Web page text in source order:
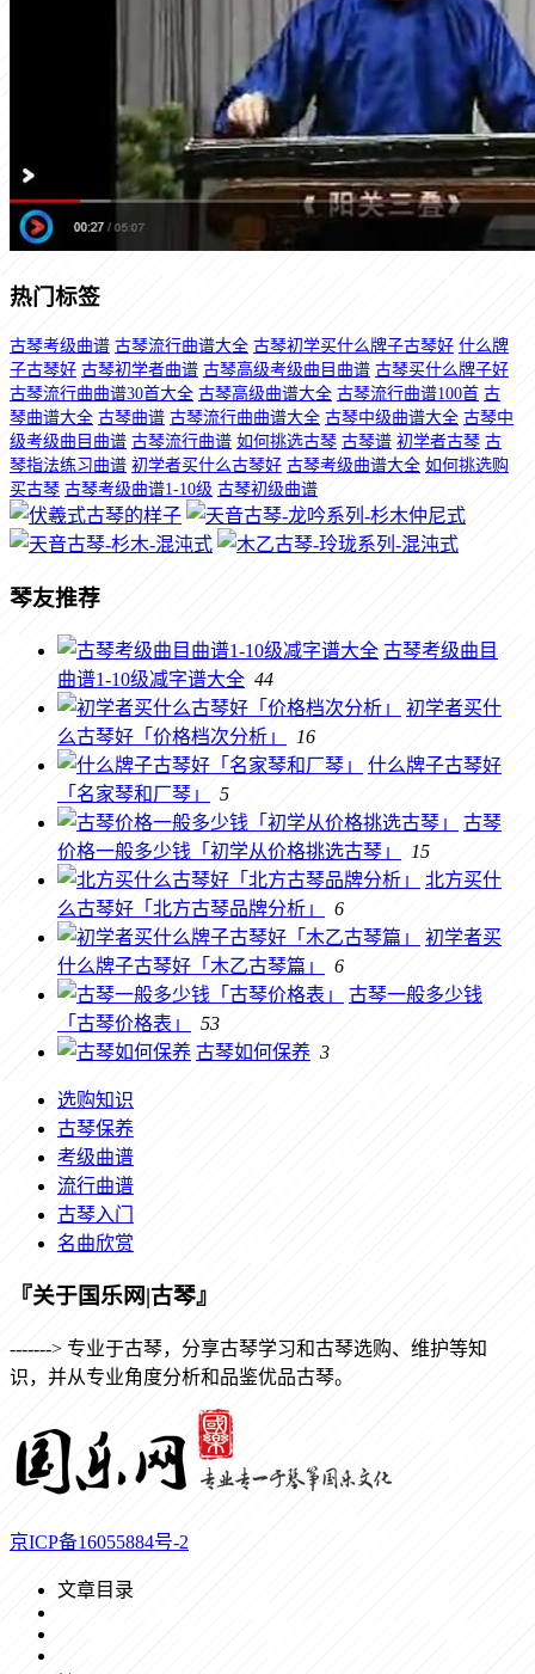
热门标签
古琴考级曲谱 古琴流行曲谱大全 古琴初学买什么牌子古琴好 什么牌
子古琴好 古琴初学者曲谱 古琴高级考级曲目曲谱 古琴买什么牌子好
古琴流行曲曲谱30首大全 古琴高级曲谱大全 古琴流行曲谱100首 古
琴曲谱大全 古琴曲谱 古琴流行曲曲谱大全 古琴中级曲谱大全 古琴中
级考级曲目曲谱 古琴流行曲谱 如何挑选古琴 古琴谱 初学者古琴 古
琴指法练习曲谱 初学者买什么古琴好 古琴考级曲谱大全 如何挑选购
买古琴 古琴考级曲谱1-10级 古琴初级曲谱
琴友推荐
古琴考级曲目
曲谱1-10级减字谱大全 44
初学者买什
么古琴好「价格档次分析」
16
什么牌子古琴好
「名家琴和厂琴」
5
古琴
价格一般多少钱「初学从价格挑选古琴」
15
北方买什
么古琴好「北方古琴品牌分析」
6
初学者买
什么牌子古琴好「木乙古琴篇」
6
古琴一般多少钱
「古琴价格表」
53
古琴如何保养 3
选购知识
古琴保养
考级曲谱
流行曲谱
古琴入门
名曲欣赏
『关于国乐网|古琴』
-------> 专业于古琴，分享古琴学习和古琴选购、维护等知
识，并从专业角度分析和品鉴优品古琴。
京ICP备16055884号-2
文章目录